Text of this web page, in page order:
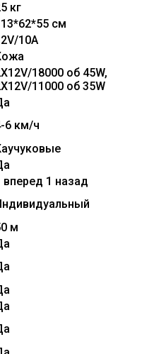
кг
см
10А
18000 об 45W,
11000 об 35W
6 км/ч
вперед 1 назад
м